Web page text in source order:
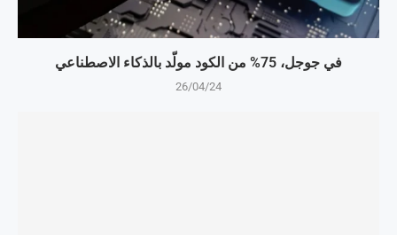
في جوجل، 75% من الكود مولّد بالذكاء الاصطناعي
26/04/24